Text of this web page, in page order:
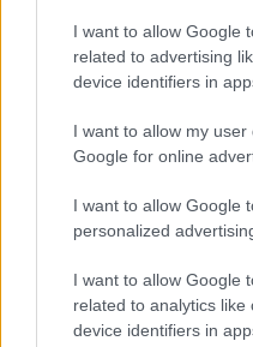
I want to allow Google
related to advertising
device identifiers in
I want to allow my
Google for online
I want to allow Google
personalized
I want to allow Google
related to analytics like
device identifiers in
Galaxy S9 bugot találtak
Galaxy készülékeket
bootloop-problémája miatt